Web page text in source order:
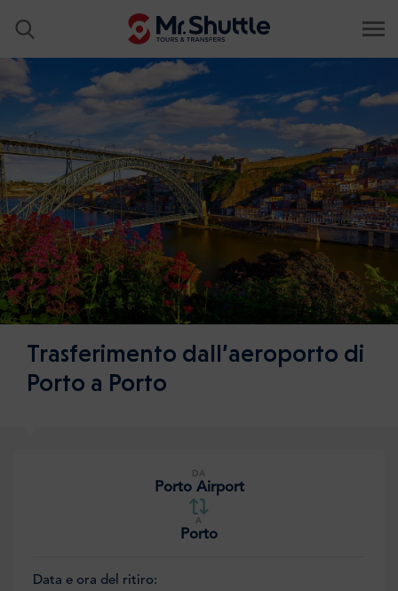
Trasferimento dall’aeroporto di
Porto a Porto
DA
Porto Airport
A
Porto
Data e ora del ritiro: